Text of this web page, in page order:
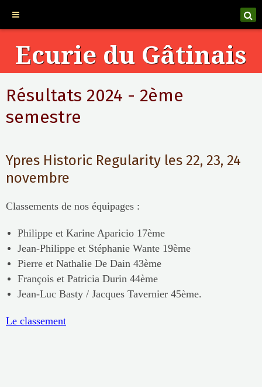
Ecurie du Gâtinais
Résultats 2024 - 2ème
semestre
Ypres Historic Regularity les 22, 23, 24
novembre
Classements de nos équipages :
Philippe et Karine Aparicio 17ème
Jean-Philippe et Stéphanie Wante 19ème
Pierre et Nathalie De Dain 43ème
François et Patricia Durin 44ème
Jean-Luc Basty / Jacques Tavernier 45ème.
Le classement